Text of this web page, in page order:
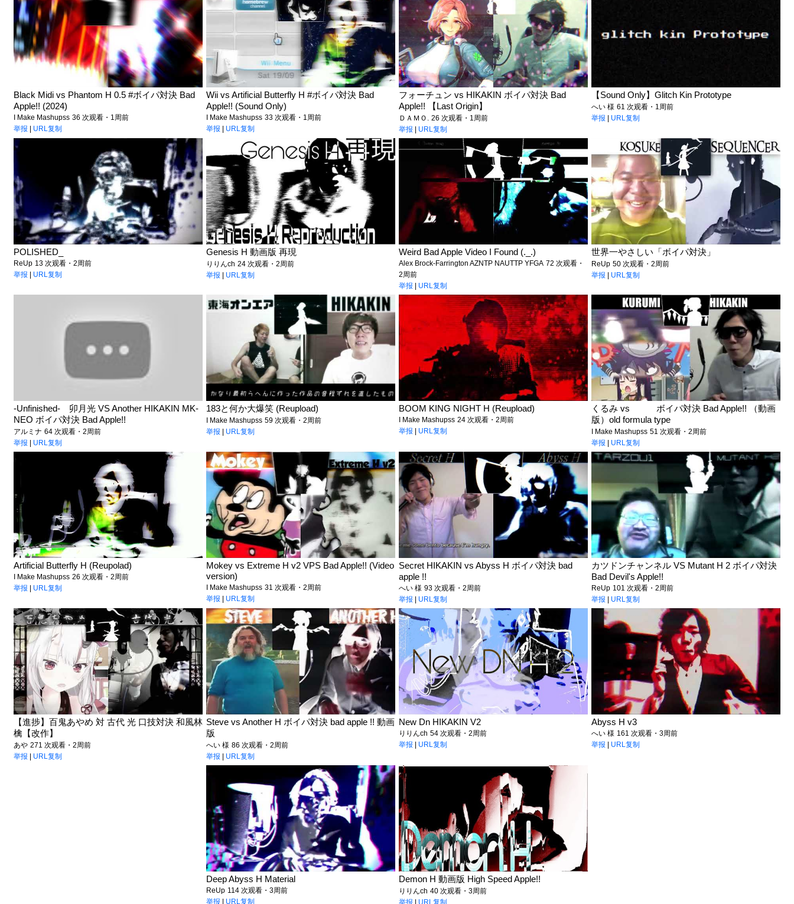
Black Midi vs Phantom H 0.5 #ボイパ対決 Bad
Apple!! (2024)
I Make Mashupss 36 次观看・1周前
举报
URL复制
Wii vs Artificial Butterfly H #ボイパ対決 Bad
Apple!! (Sound Only)
I Make Mashupss 33 次观看・1周前
举报
URL复制
フォーチュン vs HIKAKIN ボイパ対決 Bad
Apple!! 【Last Origin】
ＤＡＭＯ. 26 次观看・1周前
举报
URL复制
【Sound Only】Glitch Kin Prototype
へい 様 61 次观看・1周前
举报
URL复制
POLISHED_
ReUp 13 次观看・2周前
举报
URL复制
Genesis H 動画版 再現
りりんch 24 次观看・2周前
举报
URL复制
Weird Bad Apple Video I Found (._.)
Alex Brock-Farrington AZNTP NAUTTP YFGA 72 次观看・
2周前
举报
URL复制
世界一やさしい「ボイパ対決」
ReUp 50 次观看・2周前
举报
URL复制
-Unfinished- 卯月光 VS Another HIKAKIN MK-
NEO ボイパ対決 Bad Apple!!
アルミナ 64 次观看・2周前
举报
URL复制
183と何か大爆笑 (Reupload)
I Make Mashupss 59 次观看・2周前
举报
URL复制
BOOM KING NIGHT H (Reupload)
I Make Mashupss 24 次观看・2周前
举报
URL复制
くるみ vs ボイパ対決 Bad Apple!! （動画
版）old formula type
I Make Mashupss 51 次观看・2周前
举报
URL复制
Artificial Butterfly H (Reupolad)
I Make Mashupss 26 次观看・2周前
举报
URL复制
Mokey vs Extreme H v2 VPS Bad Apple!! (Video
version)
I Make Mashupss 31 次观看・2周前
举报
URL复制
Secret HIKAKIN vs Abyss H ボイパ対決 bad
apple !!
へい 様 93 次观看・2周前
举报
URL复制
カツドンチャンネル VS Mutant H 2 ボイパ対決
Bad Devil's Apple!!
ReUp 101 次观看・2周前
举报
URL复制
【進捗】百鬼あやめ 対 古代 光 口技対決 和風林
檎【改作】
あや 271 次观看・2周前
举报
URL复制
Steve vs Another H ボイパ対決 bad apple !! 動画
版
へい 様 86 次观看・2周前
举报
URL复制
New Dn HIKAKIN V2
りりんch 54 次观看・2周前
举报
URL复制
Abyss H v3
へい 様 161 次观看・3周前
举报
URL复制
Deep Abyss H Material
ReUp 114 次观看・3周前
举报
URL复制
Demon H 動画版 High Speed Apple!!
りりんch 40 次观看・3周前
举报
URL复制